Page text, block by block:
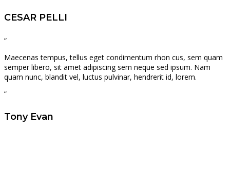
CESAR PELLI
“
Maecenas tempus, tellus eget condimentum rhon cus, sem quam
semper libero, sit amet adipiscing sem neque sed ipsum. Nam
quam nunc, blandit vel, luctus pulvinar, hendrerit id, lorem.
”
Tony Evan